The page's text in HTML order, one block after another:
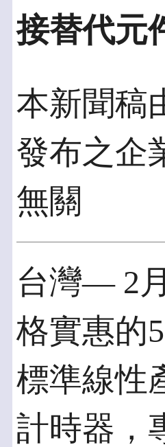
接替代元
本新聞稿
發布之企
無關
台灣— 2
格實惠的
標準線性
計時器，